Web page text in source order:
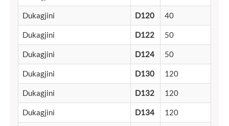
Dukagjini D120 40
Dukagjini D122 50
Dukagjini D124 50
Dukagjini D130 120
Dukagjini D132 120
Dukagjini D134 120